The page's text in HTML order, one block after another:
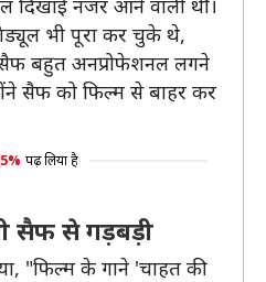
दिखाई नजर आने वाली थीं।
भी पूरा कर चुके थे,
बहुत अनप्रोफेशनल लगने
सैफ को फिल्म से बाहर कर
पढ़ लिया है
सैफ से गड़बड़ी
"फिल्म के गाने 'चाहत की